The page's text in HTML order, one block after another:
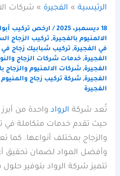
الرئيسية الفجيرة شركات
18 ديسمبر، 2025 / ارخص تركيب
الالمنيوم بالفجيرة, تركيب الزجاج
في الفجيرة, تركيب شبابيك زجاج في
الفجيرة,خدمات شركات الزجاج
الفجيرة,شركات الالمنيوم والزجاج
الفجيرة,شركة تركيب زجاج
الفجيرة
تُعد شركة الرواد واحدة من
حيث تقدم خدمات متكاملة في
والزجاج بمختلف أنواعها. كما
وأفضل المواد لضمان تحقيق
تتميز شركة الرواد بتوفير